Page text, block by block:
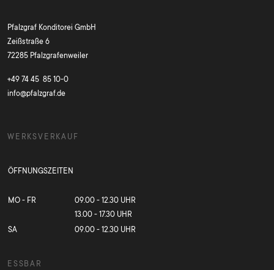
Pfalzgraf Konditorei GmbH
Zeißstraße 6
72285 Pfalzgrafenweiler
+49 74 45 85 10-0
info@pfalzgraf.de
WERKSVERKAUF
ÖFFNUNGSZEITEN
MO - FR
09.00 - 12.30 UHR
13.00 - 17.30 UHR
SA
09.00 - 12.30 UHR
ESSBAR